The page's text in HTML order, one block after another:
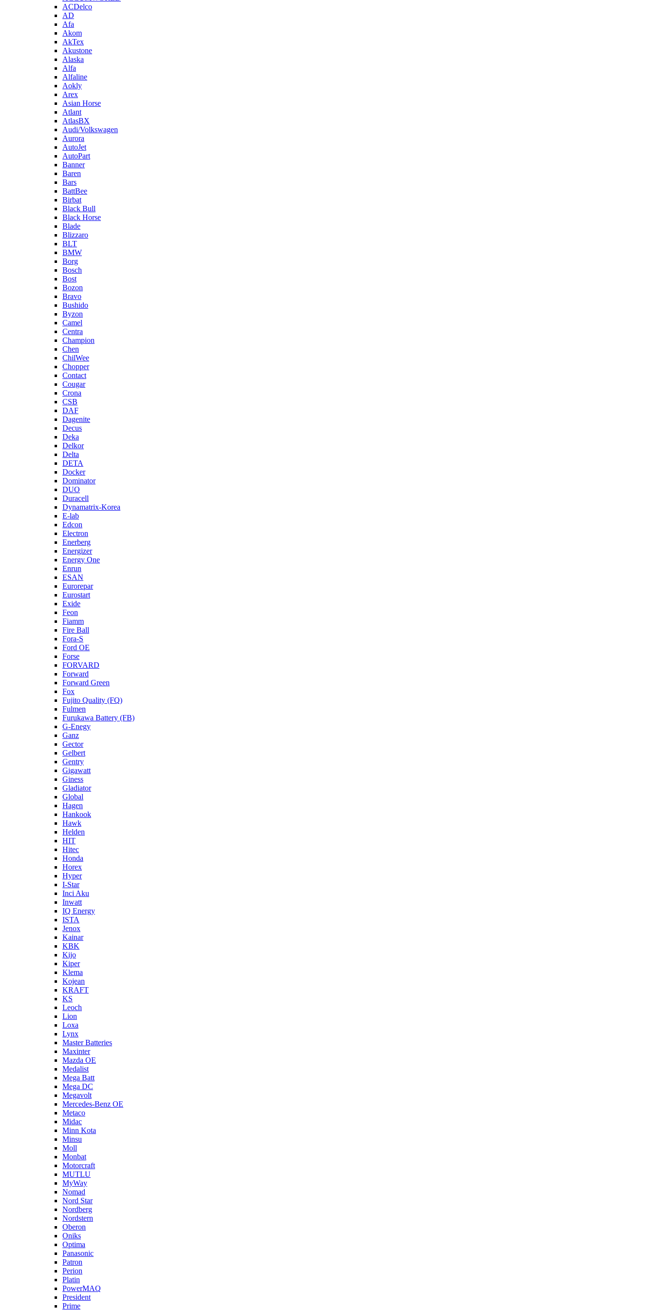
ACDelco
AD
Afa
Akom
AkTex
Akustone
Alaska
Alfa
Alfaline
Aokly
Arex
Asian Horse
Atlant
AtlasBX
Audi/Volkswagen
Aurora
AutoJet
AutoPart
Banner
Baren
Bars
BattBee
Birbat
Black Bull
Black Horse
Blade
Blizzaro
BLT
BMW
Borg
Bosch
Bost
Bozon
Bravo
Bushido
Byzon
Camel
Centra
Champion
Chen
ChilWee
Chopper
Contact
Cougar
Crona
CSB
DAF
Dagenite
Decus
Deka
Delkor
Delta
DETA
Docker
Dominator
DUO
Duracell
Dynamatrix-Korea
E-lab
Edcon
Electron
Enerberg
Energizer
Energy One
Enrun
ESAN
Eurorepar
Eurostart
Exide
Feon
Fiamm
Fire Ball
Fora-S
Ford OE
Forse
FORVARD
Forward
Forward Green
Fox
Fujito Quality (FQ)
Fulmen
Furukawa Battery (FB)
G-Enegy
Ganz
Gector
Gelbert
Gentry
Gigawatt
Giness
Gladiator
Global
Hagen
Hankook
Hawk
Helden
HIT
Hitec
Honda
Horex
Hyper
I-Star
Inci Aku
Inwatt
IQ Energy
ISTA
Jenox
Kainar
KBK
Kijo
Kiper
Klema
Kojean
KRAFT
KS
Leoch
Lion
Loxa
Lynx
Master Batteries
Maxinter
Mazda OE
Medalist
Mega Batt
Mega DC
Megavolt
Mercedes-Benz OE
Metaco
Midac
Minn Kota
Minsu
Moll
Monbat
Motorcraft
MUTLU
MyWay
Nomad
Nord Star
Nordberg
Nordstern
Oberon
Oniks
Optima
Panasonic
Patron
Perion
Platin
PowerMAQ
President
Prime